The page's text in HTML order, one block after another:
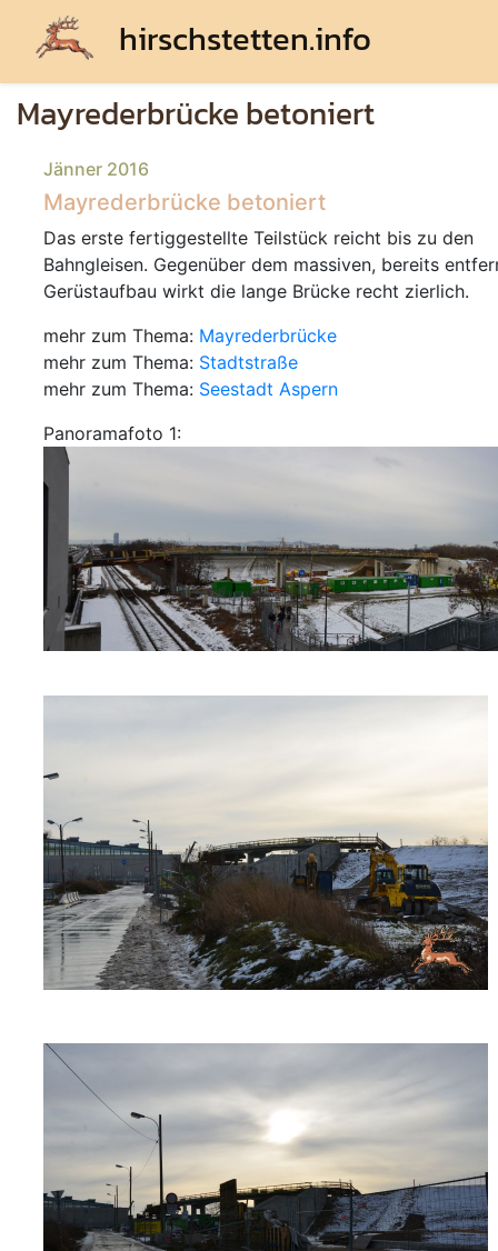
hirschstetten.info
Mayrederbrücke betoniert
Jänner 2016
Mayrederbrücke betoniert
Das erste fertiggestellte Teilstück reicht bis zu den
Bahngleisen. Gegenüber dem massiven, bereits
Gerüstaufbau wirkt die lange Brücke recht zierlich.
mehr zum Thema: Mayrederbrücke
mehr zum Thema: Stadtstraße
mehr zum Thema: Seestadt Aspern
Panoramafoto 1: